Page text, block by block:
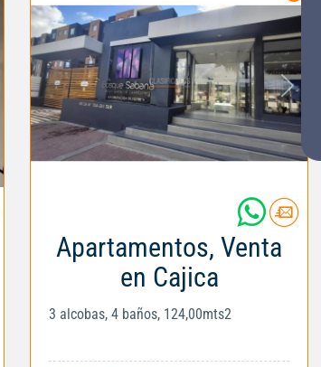
Apartamentos, Venta
en Cajica
3 alcobas, 4 baños, 124,00mts2